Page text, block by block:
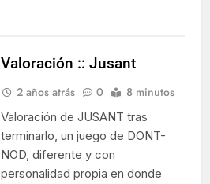
Valoración :: Jusant
2 años atrás 0 8 minutos
Valoración de JUSANT tras
terminarlo, un juego de DONT-
NOD, diferente y con
personalidad propia en donde